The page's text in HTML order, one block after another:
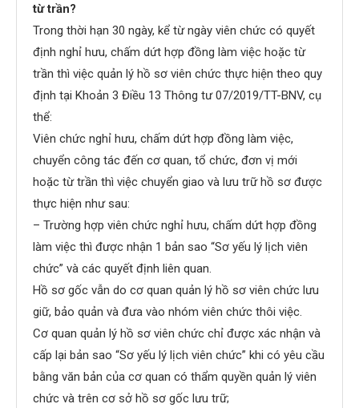
từtrần?
Trong thời hạn 30 ngày, kể từ ngày viên chức có quyết
định nghỉ hưu, chấm dứt hợp đồng làm việc hoặc từ
trần thì việc quản lý hồ sơ viên chức thực hiện theo quy
định tại Khoản 3 Điều 13 Thông tư 07/2019/TT-BNV, cụ
thể:
Viên chức nghỉ hưu, chấm dứt hợp đồng làm việc,
chuyển công tác đến cơ quan, tổ chức, đơn vị mới
hoặc từ trần thì việc chuyển giao và lưu trữ hồ sơ được
thực hiện như sau:
– Trường hợp viên chức nghỉ hưu, chấm dứt hợp đồng
làm việc thì được nhận 1 bản sao “Sơ yếu lý lịch viên
chức” và các quyết định liên quan.
Hồ sơ gốc vẫn do cơ quan quản lý hồ sơ viên chức lưu
giữ, bảo quản và đưa vào nhóm viên chức thôi việc.
Cơ quan quản lý hồ sơ viên chức chỉ được xác nhận và
cấp lại bản sao “Sơ yếu lý lịch viên chức” khi có yêu cầu
bằng văn bản của cơ quan có thẩm quyền quản lý viên
chức và trên cơ sở hồ sơ gốc lưu trữ;